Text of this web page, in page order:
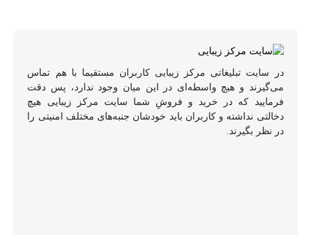
در سایت تبلیغاتی مرکز زیبایی کاربران مستقیما با هم تماس
می‌گیرند و هیچ واسطه‌ای در این میان وجود ندارد، پس دقت
فرمایید که در خرید و فروشِ شما سایت مرکز زیبایی هیچ
دخالتی نداشته و کاربران باید خودشان جنبه‌های مختلف امنیتی را
در نظر بگیرند.